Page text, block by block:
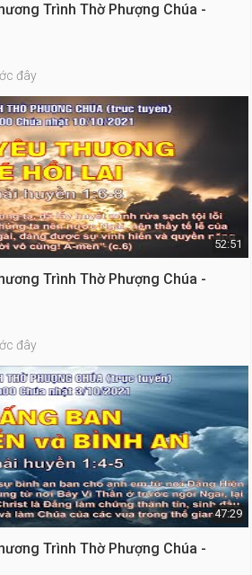
Trình Thờ Phượng Chúa -
đây
52:51
Trình Thờ Phượng Chúa -
đây
47:29
Trình Thờ Phượng Chúa -